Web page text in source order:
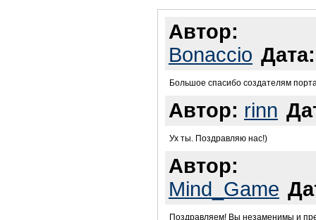
Автор:
Bonaccio Дата:
Большое спасибо создателям
Автор: rinn
Ух ты. Поздравляю нас!)
Автор:
Mind_Game
Поздравляем! Вы незаменимы и